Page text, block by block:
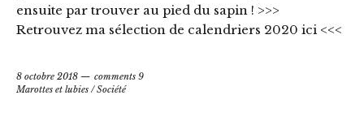
ensuite par trouver au pied du sapin ! >>>
Retrouvez ma sélection de calendriers 2020 ici <<<
8 octobre 2018
comments 9
Marottes et lubies /Société